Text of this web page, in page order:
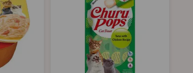
xantangummi, aromämnen, Camellia
mg